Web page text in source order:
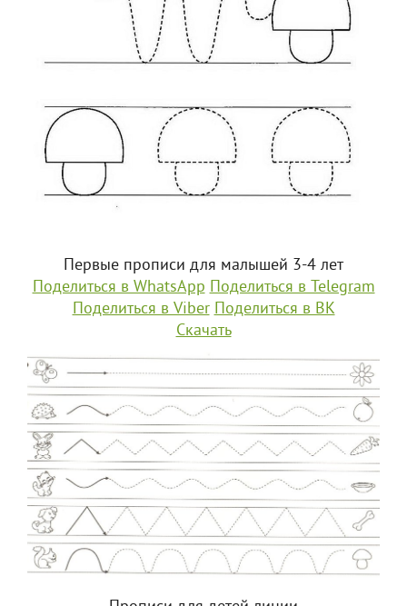
Первые прописи для малышей 3-4 лет
Поделиться в WhatsApp Поделиться в Telegram
Поделиться в Viber Поделиться в ВК
Скачать